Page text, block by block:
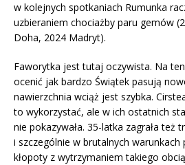
w kolejnych spotkaniach Rumunka
uzbieraniem chociażby paru gemów
Doha, 2024 Madryt).
Faworytka jest tutaj oczywista. Na
ocenić jak bardzo Świątek pasują
nawierzchnia wciąż jest szybka.
to wykorzystać, ale w ich ostatnich
nie pokazywała. 35-latka zagrała też
i szczególnie w brutalnych
kłopoty z wytrzymaniem takiego